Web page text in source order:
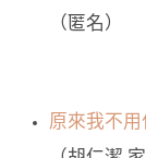
（匿名）
原來我不用